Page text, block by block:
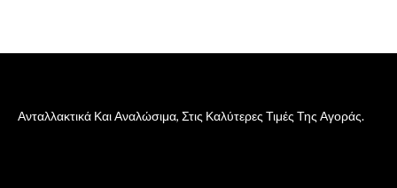
Ανταλλακτικά Και Αναλώσιμα, Στις Καλύτερες Τιμές Της Αγοράς.